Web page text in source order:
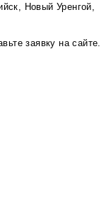
Новый Уренгой,
заявку на сайте.